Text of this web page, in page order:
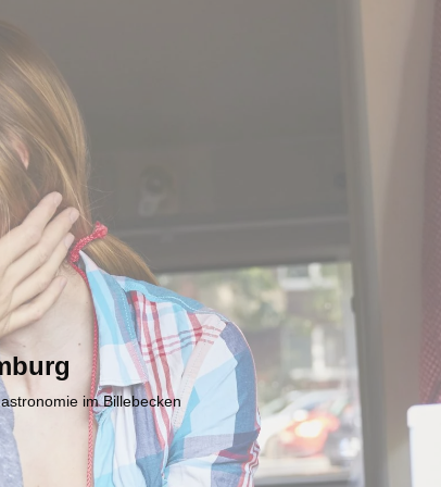
im Billebecken